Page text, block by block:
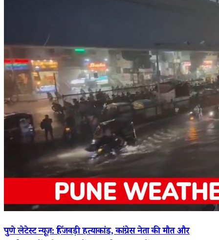
पुणे लेटेस्ट न्यूज़: हिंजवड़ी हत्याकांड, कांग्रेस नेता की मौत और